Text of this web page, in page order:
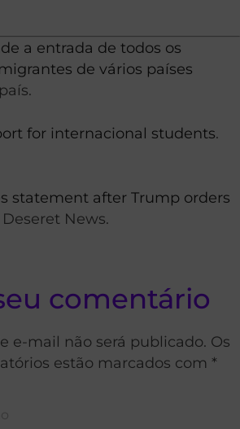
a entrada de todos os
de vários países
for internacional students.
statement after Trump orders
Deseret News.
comentário
e-mail não será publicado. Os
estão marcados com *